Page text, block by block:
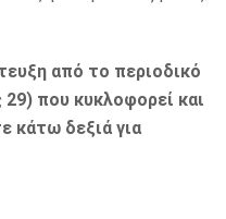
από το περιοδικό
που κυκλοφορεί και
κάτω δεξιά για